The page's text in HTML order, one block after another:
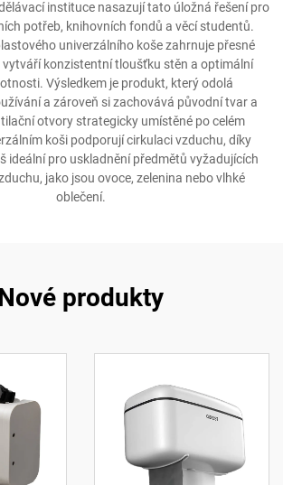
instituce nasazují tato úložná řešení pro
potřeb, knihovních fondů a věcí studentů.
univerzálního koše zahrnuje přesné
konzistentní tloušťku stěn a optimální
Výsledkem je produkt, který odolá
a zároveň si zachovává původní tvar a
otvory strategicky umístěné po celém
koši podporují cirkulaci vzduchu, díky
ideální pro uskladnění předmětů vyžadujících
jako jsou ovoce, zelenina nebo vlhké
oblečení.
produkty